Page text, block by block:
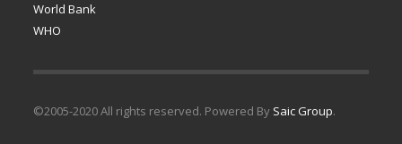
World Bank
WHO
©2005-2020 All rights reserved. Powered By Saic Group.